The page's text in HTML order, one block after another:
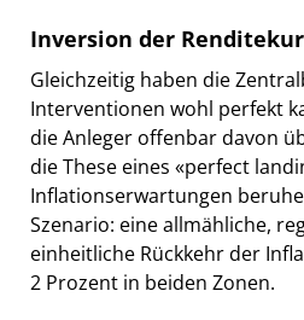
Inversion der
Gleichzeitig haben die
Interventionen wohl perfekt
die Anleger offenbar davon
die These eines «perfect
Inflationserwartungen
Szenario: eine allmähliche,
einheitliche Rückkehr der
2 Prozent in beiden Zonen.